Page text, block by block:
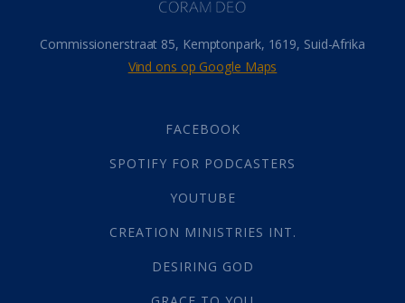
Oordeelsdag(19)
Verheerlikte liggaam
Wederkoms
(27)
Gebed(87)
Die Onse Vader(12)
God(392)
Afgode(23)
Almag(1)
Alomteenwoordig
Commissionerstraat 85, Kemptonpark, 1619, Suid-Afrika
Vind ons op Google Maps
FACEBOOK
SPOTIFY FOR PODCASTERS
YOUTUBE
CREATION MINISTRIES INT.
DESIRING GOD